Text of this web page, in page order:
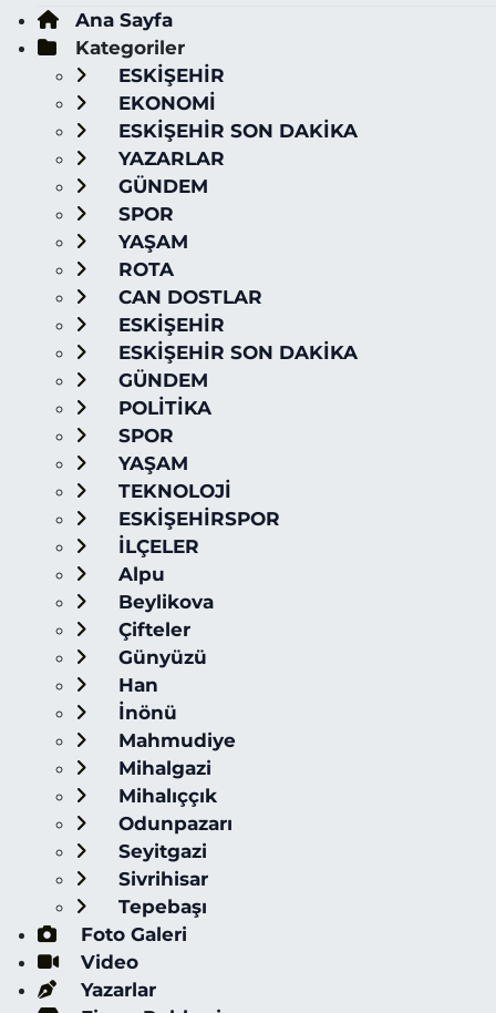
Ana Sayfa
Kategoriler
ESKİŞEHİR
EKONOMİ
ESKİŞEHİR SON DAKİKA
YAZARLAR
GÜNDEM
SPOR
YAŞAM
ROTA
CAN DOSTLAR
ESKİŞEHİR
ESKİŞEHİR SON DAKİKA
GÜNDEM
POLİTİKA
SPOR
YAŞAM
TEKNOLOJİ
ESKİŞEHİRSPOR
İLÇELER
Alpu
Beylikova
Çifteler
Günyüzü
Han
İnönü
Mahmudiye
Mihalgazi
Mihalıççık
Odunpazarı
Seyitgazi
Sivrihisar
Tepebaşı
Foto Galeri
Video
Yazarlar